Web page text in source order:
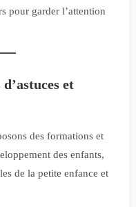
pour garder l’attention
et
des formations et
des enfants,
de la petite enfance et